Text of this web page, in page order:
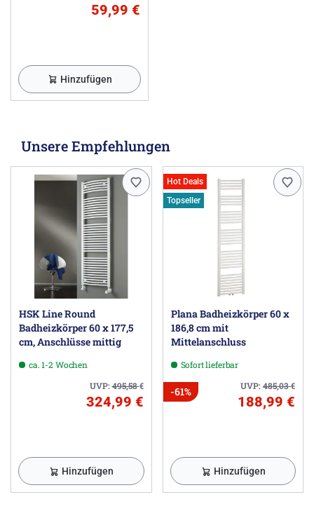
59,99 €
Hinzufügen
Unsere Empfehlungen
HSK Line Round
Badheizkörper 60 x 177,5
cm, Anschlüsse mittig
ca. 1-2 Wochen
UVP:495,58€
324,99 €
Hinzufügen
Hot Deals
Topseller
Plana Badheizkörper 60 x
186,8 cm mit
Mittelanschluss
Sofort lieferbar
UVP:485,03€
-61%
188,99 €
Hinzufügen